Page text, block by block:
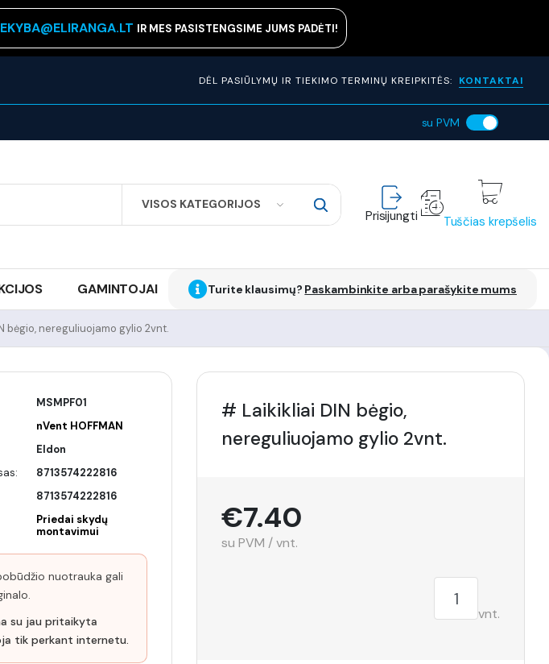
IR MES PASISTENGSIME JUMS PADĖTI!
DĖL PASIŪLYMŲ IR TIEKIMO TERMINŲ KREIPKITĖS: KONTAKTAI
su PVM
VISOS KATEGORIJOS
SEARCH Prisijungti Tuščias krepšelis
GAMINTOJAI Turite klausimų? Paskambinkite arba parašykite mums
bėgio, nereguliuojamo gylio 2vnt.
MSMPF01
nVent HOFFMAN
Eldon
8713574222816
8713574222816
Priedai skydų
montavimui
nuotrauka gali
su jau pritaikyta
tik perkant internetu.
# Laikikliai DIN bėgio,
nereguliuojamo gylio 2vnt.
€7.40
su PVM / vnt.
vnt.